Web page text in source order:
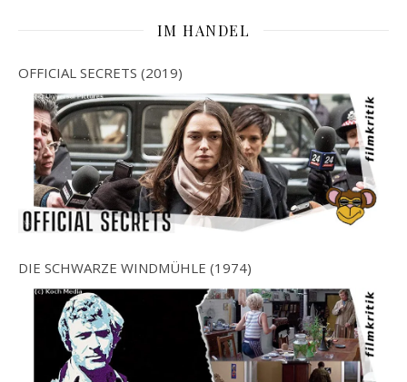
IM HANDEL
OFFICIAL SECRETS (2019)
DIE SCHWARZE WINDMÜHLE (1974)